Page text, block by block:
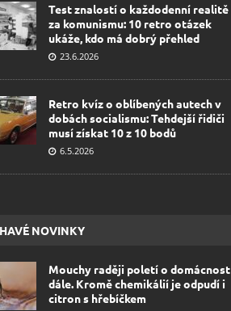
Test znalostí o každodenní realitě
za komunismu: 10 retro otázek
ukáže, kdo má dobrý přehled
23.6.2026
Retro kvíz o oblíbených autech v
dobách socialismu: Tehdejší řidiči
musí získat 10 z 10 bodů
6.5.2026
NOVINKY
Mouchy raději poletí o domácnost
dále. Kromě chemikálií je odpudí i
citron s hřebíčkem